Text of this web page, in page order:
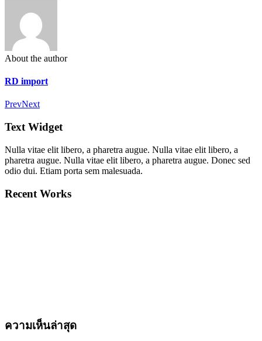
About the author
RD import
PrevNext
Text Widget
Nulla vitae elit libero, a pharetra augue. Nulla vitae elit libero, a
pharetra augue. Nulla vitae elit libero, a pharetra augue. Donec sed
odio dui. Etiam porta sem malesuada.
Recent Works
ความเห็นล่าสุด